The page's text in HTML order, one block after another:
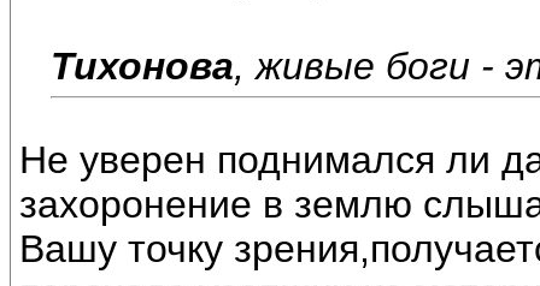
Тихонова, живые боги -
Не уверен поднимался ли
захоронение в землю
Вашу точку